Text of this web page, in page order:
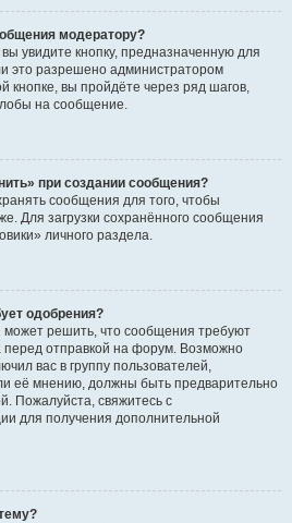
модератору?
увидите кнопку, предназначенную для
это разрешено администратором
кнопке, вы пройдёте через ряд шагов,
на сообщение.
при создании сообщения?
сообщения для того, чтобы
Для загрузки сохранённого сообщения
личного раздела.
одобрения?
решить, что сообщения требуют
перед отправкой на форум. Возможно
вас в группу пользователей,
её мнению, должны быть предварительно
Пожалуйста, свяжитесь с
для получения дополнительной